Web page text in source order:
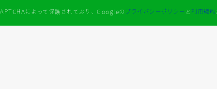
によって保護されており、Googleの プライバシーポリシー と利用規約